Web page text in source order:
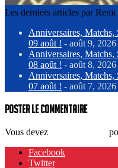
Les derniers articles par Remi
Anniversaires,
09 août ! - août 9, 2026
Anniversaires,
08 août ! - août 8, 2026
Anniversaires,
07 août ! - août 7, 2026
Poster le commentaire
Vous devez
Facebook
Twitter